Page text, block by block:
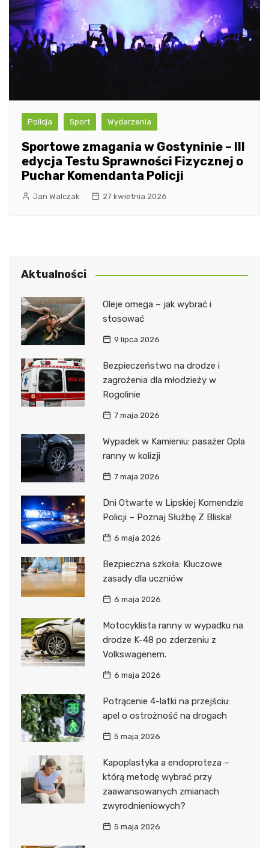
Policja Sport Wydarzenia
Sportowe zmagania w Gostyninie – III
edycja Testu Sprawności Fizycznej o
Puchar Komendanta Policji
Jan Walczak 27 kwietnia 2026
Aktualności
Oleje omega – jak wybrać i
stosować
9 lipca 2026
Bezpieczeństwo na drodze i
zagrożenia dla młodzieży w
Rogolinie
7 maja 2026
Wypadek w Kamieniu: pasażer Opla
ranny w kolizji
7 maja 2026
Dni Otwarte w Lipskiej Komendzie
Policji – Poznaj Służbę Z Bliska!
6 maja 2026
Bezpieczna szkoła: Kluczowe
zasady dla uczniów
6 maja 2026
Motocyklista ranny w wypadku na
drodze K-48 po zderzeniu z
Volkswagenem.
6 maja 2026
Potrącenie 4-latki na przejściu:
apel o ostrożność na drogach
5 maja 2026
Kapoplastyka a endoproteza –
którą metodę wybrać przy
zaawansowanych zmianach
zwyrodnieniowych?
5 maja 2026